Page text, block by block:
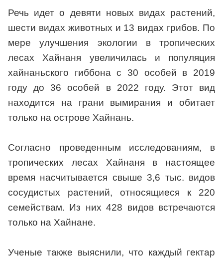
Речь идет о девяти новых видах растений,
шести видах животных и 13 видах грибов. По
мере улучшения экологии в тропических
лесах Хайнаня увеличилась и популяция
хайнаньского гиббона с 30 особей в 2019
году до 36 особей в 2022 году. Этот вид
находится на грани вымирания и обитает
только на острове Хайнань.
Согласно проведенным исследованиям, в
тропических лесах Хайнаня в настоящее
время насчитывается свыше 3,6 тыс. видов
сосудистых растений, относящиеся к 220
семействам. Из них 428 видов встречаются
только на Хайнане.
Ученые также выяснили, что каждый гектар